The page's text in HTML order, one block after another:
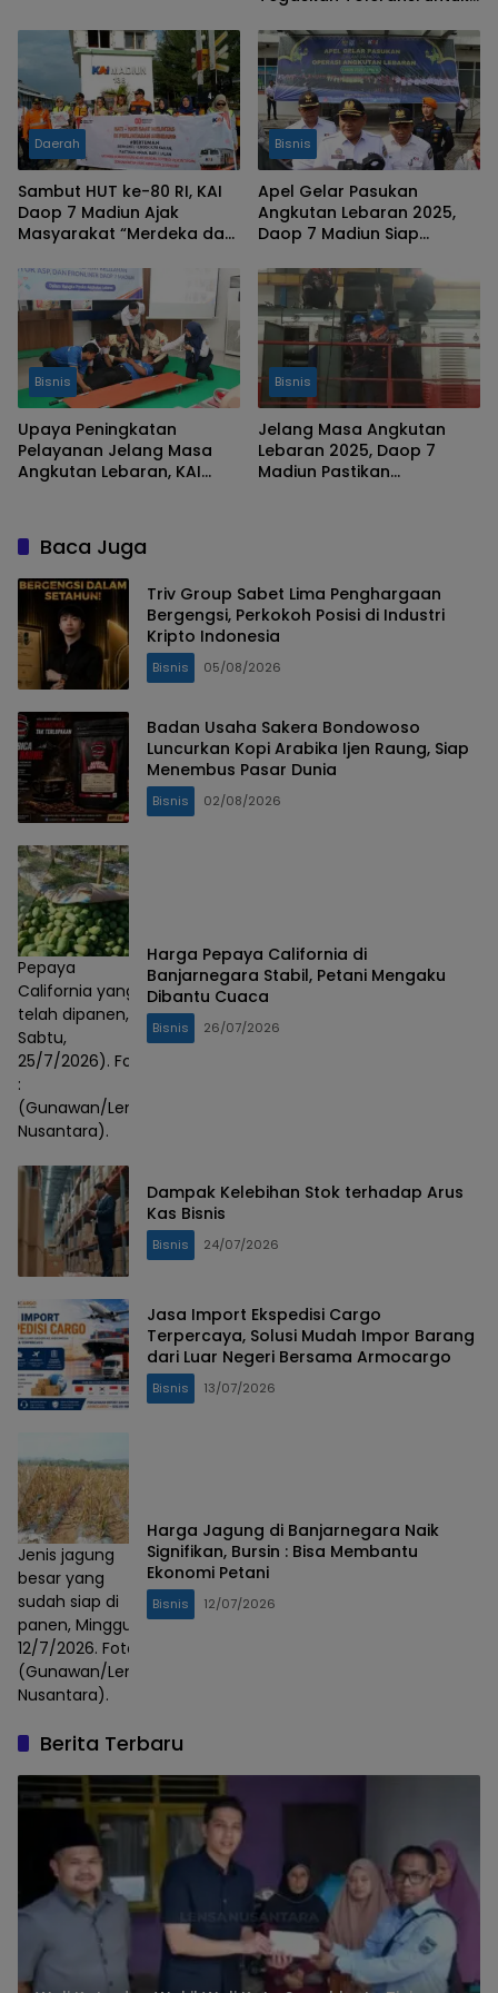
Daerah
Sambut HUT ke-80 RI, KAI
Daop 7 Madiun Ajak
Masyarakat “Merdeka dan
Kereta
Bisnis
Apel Gelar Pasukan
Angkutan Lebaran 2025,
Daop 7 Madiun Siap
pada Arus Mudik dan Balik
Lebaran
Bisnis
Upaya Peningkatan
Pelayanan Jelang Masa
Angkutan Lebaran, KAI
Keterampilan Medis
Bisnis
Jelang Masa Angkutan
Lebaran 2025, Daop 7
Madiun Pastikan
Baca Juga
Triv Group Sabet Lima Penghargaan
Bergengsi, Perkokoh Posisi di Industri
Kripto Indonesia
Bisnis 05/08/2026
Badan Usaha Sakera Bondowoso
Luncurkan Kopi Arabika Ijen Raung, Siap
Menembus Pasar Dunia
Bisnis 02/08/2026
Pepaya
California yang
telah dipanen,
Sabtu,
25/7/2026). Foto
:
(Gunawan/Lensa
Nusantara).
Harga Pepaya California di
Banjarnegara Stabil, Petani Mengaku
Dibantu Cuaca
Bisnis 26/07/2026
Dampak Kelebihan Stok terhadap Arus
Kas Bisnis
Bisnis 24/07/2026
Jasa Import Ekspedisi Cargo
Terpercaya, Solusi Mudah Impor Barang
dari Luar Negeri Bersama Armocargo
Bisnis 13/07/2026
Jenis jagung
besar yang
sudah siap di
panen, Minggu,
12/7/2026. Foto :
(Gunawan/Lensa
Nusantara).
Harga Jagung di Banjarnegara Naik
Signifikan, Bursin : Bisa Membantu
Ekonomi Petani
Bisnis 12/07/2026
Berita Terbaru